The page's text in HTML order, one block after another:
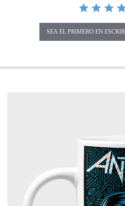
SEA EL PRIMERO EN